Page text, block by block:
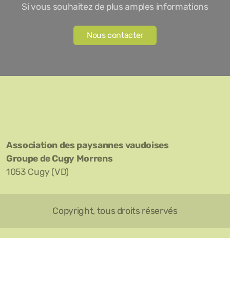
Si vous souhaitez de plus amples informations
Nous contacter
Association des paysannes vaudoises
Groupe de Cugy Morrens
1053 Cugy (VD)
Copyright, tous droits réservés